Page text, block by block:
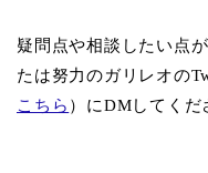
疑問点や相談したい点
たは努力のガリレオの
こちら ）にDMしてくだ